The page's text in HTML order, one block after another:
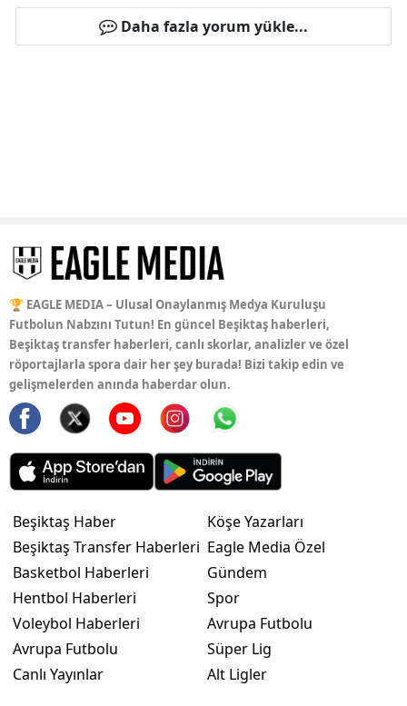
Daha fazla yorum yükle...
🏆 EAGLE MEDIA – Ulusal Onaylanmış Medya Kuruluşu
Futbolun Nabzını Tutun! En güncel Beşiktaş haberleri,
Beşiktaş transfer haberleri, canlı skorlar, analizler ve özel
röportajlarla spora dair her şey burada! Bizi takip edin ve
gelişmelerden anında haberdar olun.
Beşiktaş Haber
Beşiktaş Transfer Haberleri
Basketbol Haberleri
Hentbol Haberleri
Voleybol Haberleri
Avrupa Futbolu
Canlı Yayınlar
Köşe Yazarları
Eagle Media Özel
Gündem
Spor
Avrupa Futbolu
Süper Lig
Alt Ligler